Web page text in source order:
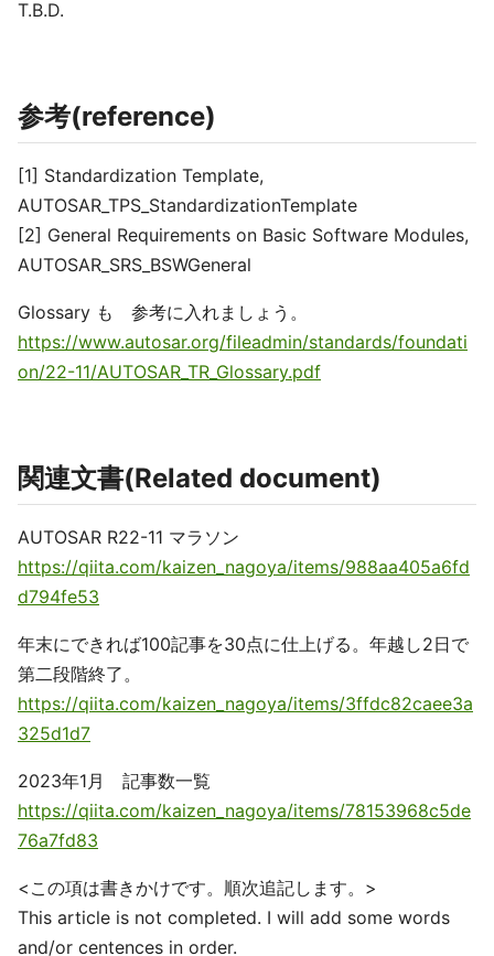
T.B.D.
参考(reference)
[1] Standardization Template,
AUTOSAR_TPS_StandardizationTemplate
[2] General Requirements on Basic Software Modules,
AUTOSAR_SRS_BSWGeneral
Glossary も 参考に入れましょう。
https://www.autosar.org/fileadmin/standards/foundati
on/22-11/AUTOSAR_TR_Glossary.pdf
関連文書(Related document)
AUTOSAR R22-11 マラソン
https://qiita.com/kaizen_nagoya/items/988aa405a6fd
d794fe53
年末にできれば100記事を30点に仕上げる。年越し2日で
第二段階終了。
https://qiita.com/kaizen_nagoya/items/3ffdc82caee3a
325d1d7
2023年1月 記事数一覧
https://qiita.com/kaizen_nagoya/items/78153968c5de
76a7fd83
<この項は書きかけです。順次追記します。>
This article is not completed. I will add some words
and/or centences in order.